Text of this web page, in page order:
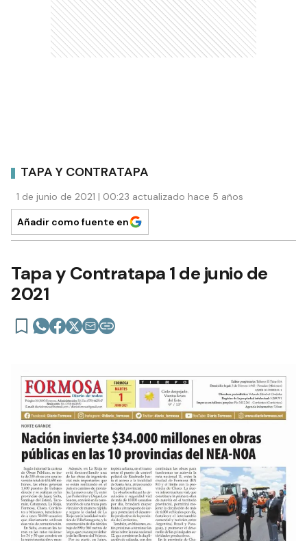
TAPA Y CONTRATAPA
1 de junio de 2021 | 00:23 actualizado hace 5 años
Añadir como fuente en
Tapa y Contratapa 1 de junio de
2021